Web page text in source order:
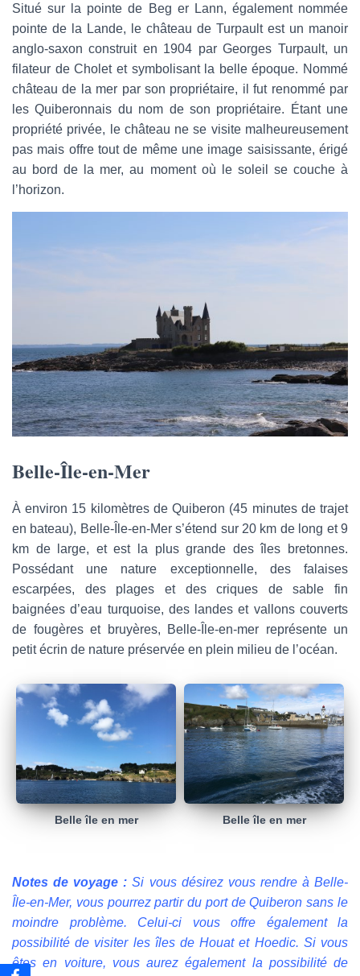
Situé sur la pointe de Beg er Lann, également nommée
pointe de la Lande, le château de Turpault est un manoir
anglo-saxon construit en 1904 par Georges Turpault, un
filateur de Cholet et symbolisant la belle époque. Nommé
château de la mer par son propriétaire, il fut renommé par
les Quiberonnais du nom de son propriétaire. Étant une
propriété privée, le château ne se visite malheureusement
pas mais offre tout de même une image saisissante, érigé
au bord de la mer, au moment où le soleil se couche à
l’horizon.
Belle-Île-en-Mer
À environ 15 kilomètres de Quiberon (45 minutes de trajet
en bateau), Belle-Île-en-Mer s’étend sur 20 km de long et 9
km de large, et est la plus grande des îles bretonnes.
Possédant une nature exceptionnelle, des falaises
escarpées, des plages et des criques de sable fin
baignées d’eau turquoise, des landes et vallons couverts
de fougères et bruyères, Belle-Île-en-mer représente un
petit écrin de nature préservée en plein milieu de l’océan.
Belle île en mer Belle île en mer
Notes de voyage : Si vous désirez vous rendre à Belle-
Île-en-Mer, vous pourrez partir du port de Quiberon sans le
moindre problème. Celui-ci vous offre également la
possibilité de visiter les îles de Houat et Hoedic. Si vous
êtes en voiture, vous aurez également la possibilité de